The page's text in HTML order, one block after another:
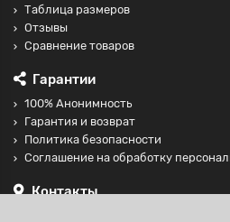
Таблица размеров
Отзывы
Сравнение товаров
Гарантии
100% Анонимность
Гарантия и возврат
Политика безопасности
Соглашение на обработку
Контакты